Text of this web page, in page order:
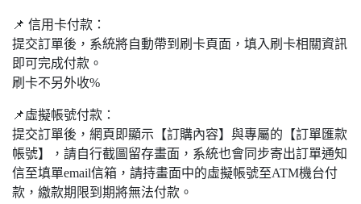
📌 信用卡付款：
提交訂單後，系統將自動帶到刷卡頁面，填入刷卡相關資訊
即可完成付款。
刷卡不另外收%
📌虛擬帳號付款：
提交訂單後，網頁即顯示【訂購內容】與專屬的【訂單匯款
帳號】，請自行截圖留存畫面，系統也會同步寄出訂單通知
信至填單email信箱，請持畫面中的虛擬帳號至ATM機台付
款，繳款期限到期將無法付款。